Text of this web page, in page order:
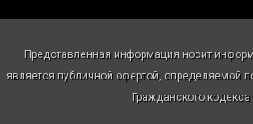
Представленная информация носит
является публичной офертой, определяемой
Гражданского